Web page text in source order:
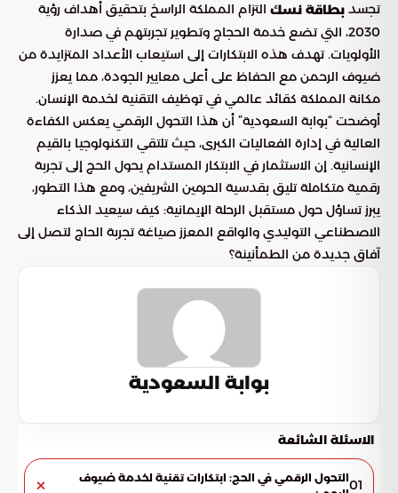
تجسد بطاقة نسك التزام المملكة الراسخ بتحقيق أهداف رؤية
2030، التي تضع خدمة الحجاج وتطوير تجربتهم في صدارة
الأولويات. تهدف هذه الابتكارات إلى استيعاب الأعداد المتزايدة من
ضيوف الرحمن مع الحفاظ على أعلى معايير الجودة، مما يعزز
مكانة المملكة كقائد عالمي في توظيف التقنية لخدمة الإنسان.
أوضحت “بوابة السعودية” أن هذا التحول الرقمي يعكس الكفاءة
العالية في إدارة الفعاليات الكبرى، حيث تلتقي التكنولوجيا بالقيم
الإنسانية. إن الاستثمار في الابتكار المستدام يحول الحج إلى تجربة
رقمية متكاملة تليق بقدسية الحرمين الشريفين، ومع هذا التطور،
يبرز تساؤل حول مستقبل الرحلة الإيمانية: كيف سيعيد الذكاء
الاصطناعي التوليدي والواقع المعزز صياغة تجربة الحاج لتصل إلى
آفاق جديدة من الطمأنينة؟
بوابة السعودية
الاسئلة الشائعة
01التحول الرقمي في الحج: ابتكارات تقنية لخدمة ضيوف